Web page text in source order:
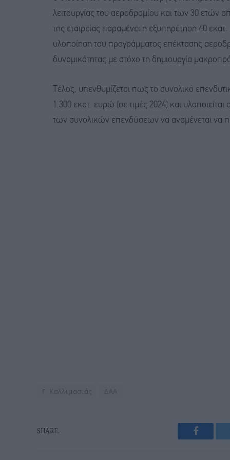
λειτουργίας του αεροδρομίου και των 30 ετών
της εταιρείας παραμένει η εξυπηρέτηση 40
υλοποίηση του προγράμματος επέκτασης
δυναμικότητας με στόχο τη δημιουργία
Τέλος, υπενθυμίζεται πως το συνολικό
1.300 εκατ. ευρώ (σε τιμές 2024) και
των συνολικών επενδύσεων να αναμένεται να
Γ. Καλλιμασιάς
SHARE.